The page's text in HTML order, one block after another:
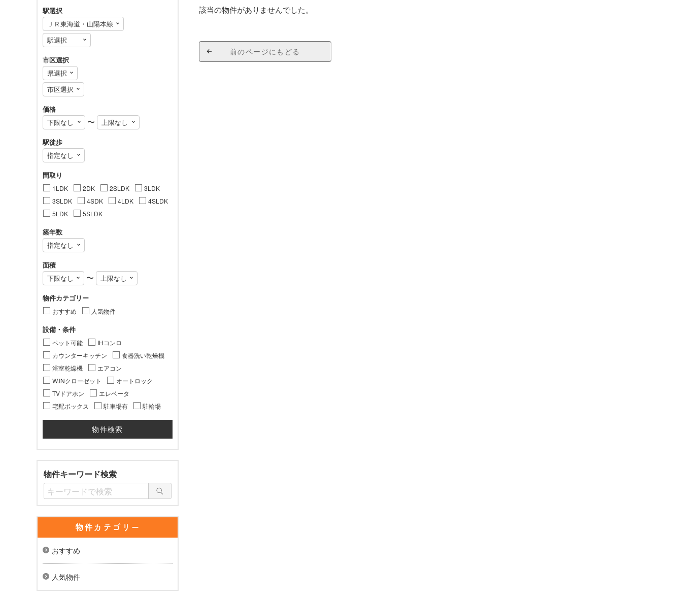
該当の物件がありませんでした。
前のページにもどる
駅選択
市区選択
価格
〜
駅徒歩
間取り
1LDK 2DK 2SLDK
3LDK
3SLDK
4SDK 4LDK
4SLDK
5LDK
5SLDK
築年数
面積
〜
物件カテゴリー
おすすめ 人気物件
設備・条件
ペット可能
IHコンロ
カウンターキッチン
食器洗い乾燥機
浴室乾燥機
エアコン
W.INクローゼット
オートロック
TVドアホン
エレベータ
宅配ボックス
駐車場有 駐輪場
物件キーワード検索
物件カテゴリー
おすすめ
人気物件